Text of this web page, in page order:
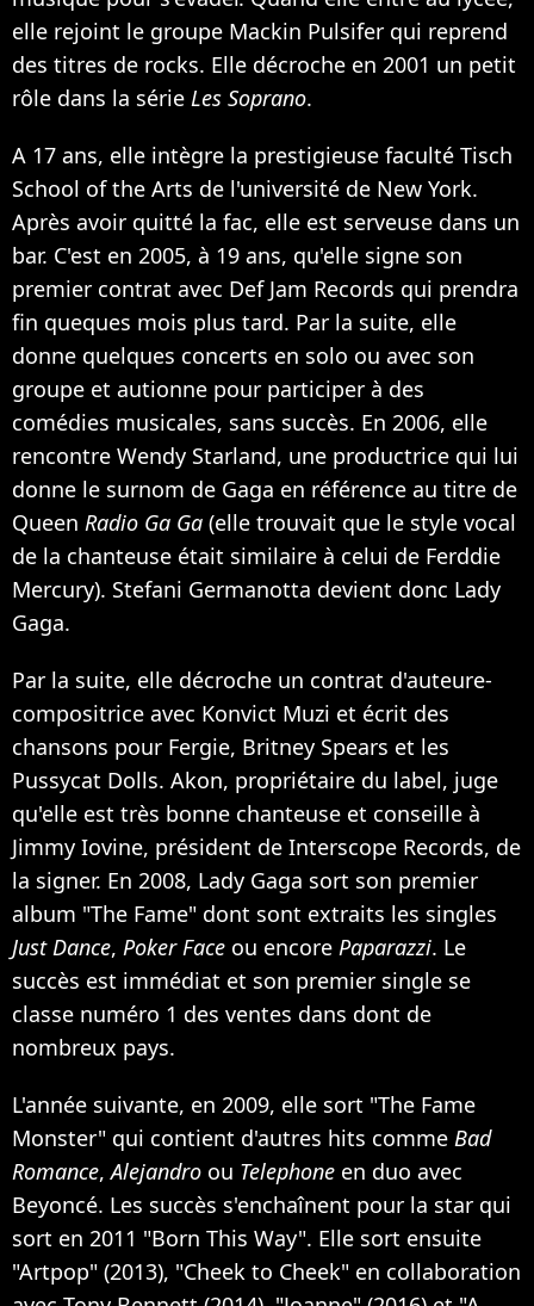
elle rejoint le groupe Mackin Pulsifer qui reprend
des titres de rocks. Elle décroche en 2001 un petit
rôle dans la série Les Soprano.
A 17 ans, elle intègre la prestigieuse faculté Tisch
School of the Arts de l'université de New York.
Après avoir quitté la fac, elle est serveuse dans un
bar. C'est en 2005, à 19 ans, qu'elle signe son
premier contrat avec Def Jam Records qui prendra
fin queques mois plus tard. Par la suite, elle
donne quelques concerts en solo ou avec son
groupe et autionne pour participer à des
comédies musicales, sans succès. En 2006, elle
rencontre Wendy Starland, une productrice qui lui
donne le surnom de Gaga en référence au titre de
Queen Radio Ga Ga (elle trouvait que le style vocal
de la chanteuse était similaire à celui de Ferddie
Mercury). Stefani Germanotta devient donc Lady
Gaga.
Par la suite, elle décroche un contrat d'auteure-
compositrice avec Konvict Muzi et écrit des
chansons pour Fergie, Britney Spears et les
Pussycat Dolls. Akon, propriétaire du label, juge
qu'elle est très bonne chanteuse et conseille à
Jimmy Iovine, président de Interscope Records, de
la signer. En 2008, Lady Gaga sort son premier
album "The Fame" dont sont extraits les singles
Just Dance, Poker Face ou encore Paparazzi. Le
succès est immédiat et son premier single se
classe numéro 1 des ventes dans dont de
nombreux pays.
L'année suivante, en 2009, elle sort "The Fame
Monster" qui contient d'autres hits comme Bad
Romance,Alejandro ou Telephone en duo avec
Beyoncé. Les succès s'enchaînent pour la star qui
sort en 2011 "Born This Way". Elle sort ensuite
"Artpop" (2013), "Cheek to Cheek" en collaboration